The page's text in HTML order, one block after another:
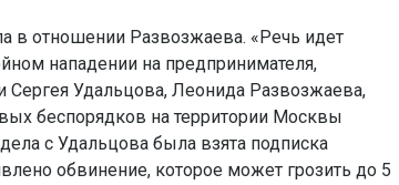
в отношении Развозжаева. «Речь идет
нападении на предпринимателя,
Удальцова, Леонида Развозжаева,
беспорядков на территории Москвы
с Удальцова была взята подписка
обвинение, которое может грозить до 5